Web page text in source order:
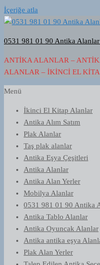
İçeriğe atla
0531 981 01 90 Antika
ANTIKA ALANLAR –
ALANLAR – İKINCI EL
Menü
İkinci El Kitap Alanlar
Antika Alım Satım
Plak Alanlar
Taş plak alanlar
Antika Eşya Çeşitleri
Antika Alanlar
Antika Alan Yerler
Mobilya Alanlar
0531 981 01 90 Antika
Antika Tablo Alanlar
Antika Oyuncak Alanlar
Antika antika eşya
Plak Alan Yerler